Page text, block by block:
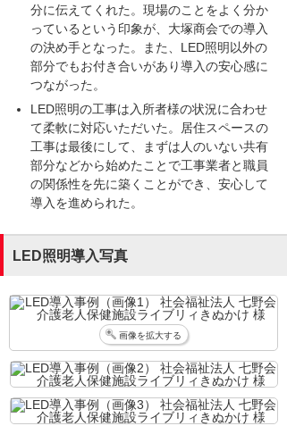
分に伝えてくれた。現場のことをよく分か
っているという印象が、大塚商会での導入
の決め手となった。また、LED照明以外の
部分でもお付き合いがあり導入の安心感に
つながった。
LED照明の工事は入所者様の状況に合わせ
て柔軟に対応いただいた。居住スペースの
工事は最後にして、まずは人のいない共有
部分などから始めたことで工事業者と職員
の関係性を先に築くことができ、安心して
導入を進められた。
LED照明導入写真
画像を拡大する